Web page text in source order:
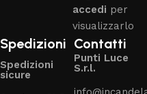
accedi per
visualizzarlo
Spedizioni
Spedizioni
sicure
Contatti
Punti Luce
S.r.l.